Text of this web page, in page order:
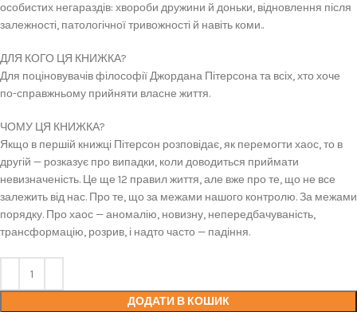
особистих негараздів: хвороби дружини й доньки, відновлення після
залежності, патологічної тривожності й навіть коми..
ДЛЯ КОГО ЦЯ КНИЖКА?
Для поціновувачів філософії Джордана Пітерсона та всіх, хто хоче
по-справжньому прийняти власне життя.
ЧОМУ ЦЯ КНИЖКА?
Якщо в першій книжці Пітерсон розповідає, як перемогти хаос, то в
другій — розказує про випадки, коли доводиться приймати
невизначеність. Це ще 12 правил життя, але вже про те, що не все
залежить від нас. Про те, що за межами нашого контролю. За межами
порядку. Про хаос — аномалію, новизну, непередбачуваність,
трансформацію, розрив, і надто часто — падіння.
ДОДАТИ В КОШИК